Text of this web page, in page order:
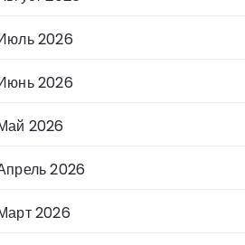
2026
2026
2026
2026
2026